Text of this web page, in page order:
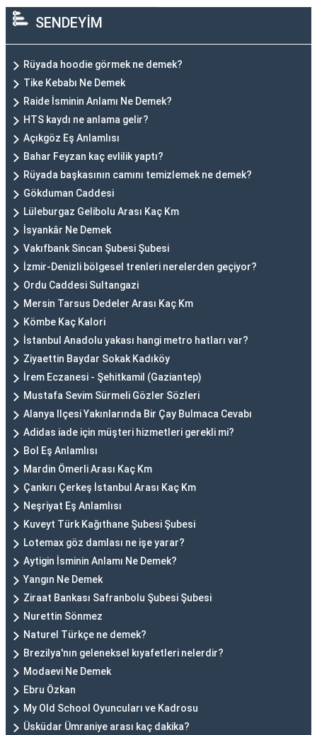
SENDEYİM
Rüyada hoodie görmek ne demek?
Tike Kebabı Ne Demek
Raide İsminin Anlamı Ne Demek?
HTS kaydı ne anlama gelir?
Açıkgöz Eş Anlamlısı
Bahar Feyzan kaç evlilik yaptı?
Rüyada başkasının camını temizlemek ne demek?
Gökduman Caddesi
Lüleburgaz Gelibolu Arası Kaç Km
İsyankâr Ne Demek
Vakıfbank Sincan Şubesi Şubesi
İzmir-Denizli bölgesel trenleri nerelerden geçiyor?
Ordu Caddesi Sultangazi
Mersin Tarsus Dedeler Arası Kaç Km
Kömbe Kaç Kalori
İstanbul Anadolu yakası hangi metro hatları var?
Ziyaettin Baydar Sokak Kadıköy
İrem Eczanesi - Şehitkamil (Gaziantep)
Mustafa Sevim Sürmeli Gözler Sözleri
Alanya Ilçesi Yakınlarında Bir Çay Bulmaca Cevabı
Adidas iade için müşteri hizmetleri gerekli mi?
Bol Eş Anlamlısı
Mardin Ömerli Arası Kaç Km
Çankırı Çerkeş İstanbul Arası Kaç Km
Neşriyat Eş Anlamlısı
Kuveyt Türk Kağıthane Şubesi Şubesi
Lotemax göz damlası ne işe yarar?
Aytigin İsminin Anlamı Ne Demek?
Yangın Ne Demek
Ziraat Bankası Safranbolu Şubesi Şubesi
Nurettin Sönmez
Naturel Türkçe ne demek?
Brezilya'nın geleneksel kıyafetleri nelerdir?
Modaevi Ne Demek
Ebru Özkan
My Old School Oyuncuları ve Kadrosu
Üsküdar Ümraniye arası kaç dakika?